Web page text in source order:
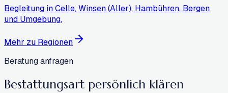
Begleitung in Celle, Winsen (Aller), Hambühren, Bergen
und Umgebung.
Mehr zu Regionen
Beratung anfragen
Bestattungsart persönlich klären